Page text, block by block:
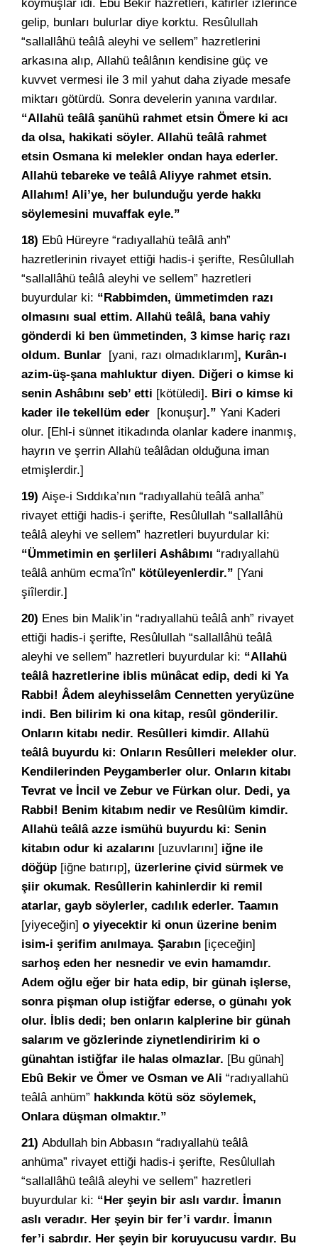
koymuşlar idi. Ebû Bekir hazretleri, kâfirler izlerince
gelip, bunları bulurlar diye korktu. Resûlullah
“sallallâhü teâlâ aleyhi ve sellem” hazretlerini
arkasına alıp, Allahü teâlânın kendisine güç ve
kuvvet vermesi ile 3 mil yahut daha ziyade mesafe
miktarı götürdü. Sonra develerin yanına vardılar.
“Allahü teâlâ şanühü rahmet etsin Ömere ki acı
da olsa, hakikati söyler. Allahü teâlâ rahmet
etsin Osmana ki melekler ondan haya ederler.
Allahü tebareke ve teâlâ Aliyye rahmet etsin.
Allahım! Ali’ye, her bulunduğu yerde hakkı
söylemesini muvaffak eyle.”
18) Ebû Hüreyre “radıyallahü teâlâ anh”
hazretlerinin rivayet ettiği hadis-i şerifte, Resûlullah
“sallallâhü teâlâ aleyhi ve sellem” hazretleri
buyurdular ki: “Rabbimden, ümmetimden razı
olmasını sual ettim. Allahü teâlâ, bana vahiy
gönderdi ki ben ümmetinden, 3 kimse hariç razı
oldum. Bunlar [yani, razı olmadıklarım], Kurân-ı
azim-üş-şana mahluktur diyen. Diğeri o kimse ki
senin Ashâbını seb’ etti [kötüledi]. Biri o kimse ki
kader ile tekellüm eder [konuşur].” Yani Kaderi
olur. [Ehl-i sünnet itikadında olanlar kadere inanmış,
hayrın ve şerrin Allahü teâlâdan olduğuna iman
etmişlerdir.]
19) Aişe-i Sıddıka’nın “radıyallahü teâlâ anha”
rivayet ettiği hadis-i şerifte, Resûlullah “sallallâhü
teâlâ aleyhi ve sellem” hazretleri buyurdular ki:
“Ümmetimin en şerlileri Ashâbımı “radıyallahü
teâlâ anhüm ecma’în” kötüleyenlerdir.” [Yani
şiîlerdir.]
20) Enes bin Malik’in “radıyallahü teâlâ anh” rivayet
ettiği hadis-i şerifte, Resûlullah “sallallâhü teâlâ
aleyhi ve sellem” hazretleri buyurdular ki: “Allahü
teâlâ hazretlerine iblis münâcat edip, dedi ki Ya
Rabbi! Âdem aleyhisselâm Cennetten yeryüzüne
indi. Ben bilirim ki ona kitap, resûl gönderilir.
Onların kitabı nedir. Resûlleri kimdir. Allahü
teâlâ buyurdu ki: Onların Resûlleri melekler olur.
Kendilerinden Peygamberler olur. Onların kitabı
Tevrat ve İncil ve Zebur ve Fürkan olur. Dedi, ya
Rabbi! Benim kitabım nedir ve Resûlüm kimdir.
Allahü teâlâ azze ismühü buyurdu ki: Senin
kitabın odur ki azalarını [uzuvlarını] iğne ile
döğüp [iğne batırıp], üzerlerine çivid sürmek ve
şiir okumak. Resûllerin kahinlerdir ki remil
atarlar, gayb söylerler, cadılık ederler. Taamın
[yiyeceğin] o yiyecektir ki onun üzerine benim
isim-i şerifim anılmaya. Şarabın [içeceğin]
sarhoş eden her nesnedir ve evin hamamdır.
Adem oğlu eğer bir hata edip, bir günah işlerse,
sonra pişman olup istiğfar ederse, o günahı yok
olur. İblis dedi; ben onların kalplerine bir günah
salarım ve gözlerinde ziynetlendiririm ki o
günahtan istiğfar ile halas olmazlar. [Bu günah]
Ebû Bekir ve Ömer ve Osman ve Ali “radıyallahü
teâlâ anhüm” hakkında kötü söz söylemek,
Onlara düşman olmaktır.”
21) Abdullah bin Abbasın “radıyallahü teâlâ
anhüma” rivayet ettiği hadis-i şerifte, Resûlullah
“sallallâhü teâlâ aleyhi ve sellem” hazretleri
buyurdular ki: “Her şeyin bir aslı vardır. İmanın
aslı veradır. Her şeyin bir fer’i vardır. İmanın
fer’i sabrdır. Her şeyin bir koruyucusu vardır. Bu